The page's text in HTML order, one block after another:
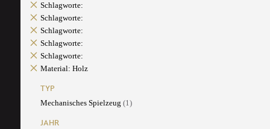
Schlagworte:
Schlagworte:
Schlagworte:
Schlagworte:
Schlagworte:
Material: Holz
TYP
Mechanisches Spielzeug (1)
JAHR